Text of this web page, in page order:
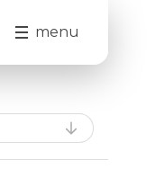
menu